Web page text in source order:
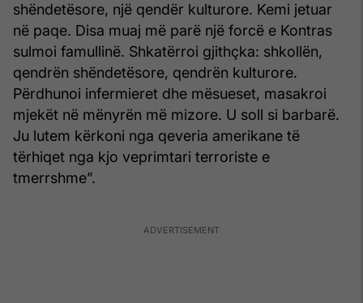
shëndetësore, një qendër kulturore. Kemi jetuar
në paqe. Disa muaj më parë një forcë e Kontras
sulmoi famullinë. Shkatërroi gjithçka: shkollën,
qendrën shëndetësore, qendrën kulturore.
Përdhunoi infermieret dhe mësueset, masa­kroi
mjekët në mënyrën më mizore. U soll si barbarë.
Ju lutem kërkoni nga qeveria amerikane të
tërhiqet nga kjo veprimtari terroriste e
tmerrshme”.